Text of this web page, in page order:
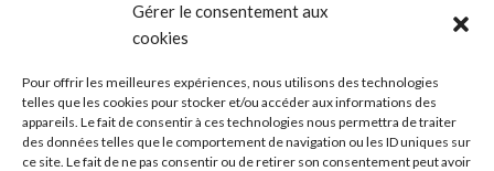
Gérer le consentement aux
cookies
Pour offrir les meilleures expériences, nous utilisons des technologies
telles que les cookies pour stocker et/ou accéder aux informations des
appareils. Le fait de consentir à ces technologies nous permettra de traiter
des données telles que le comportement de navigation ou les ID uniques sur
ce site. Le fait de ne pas consentir ou de retirer son consentement peut avoir
Produits de beauté